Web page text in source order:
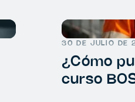
30 DE JULIO DE
¿Cómo
curso